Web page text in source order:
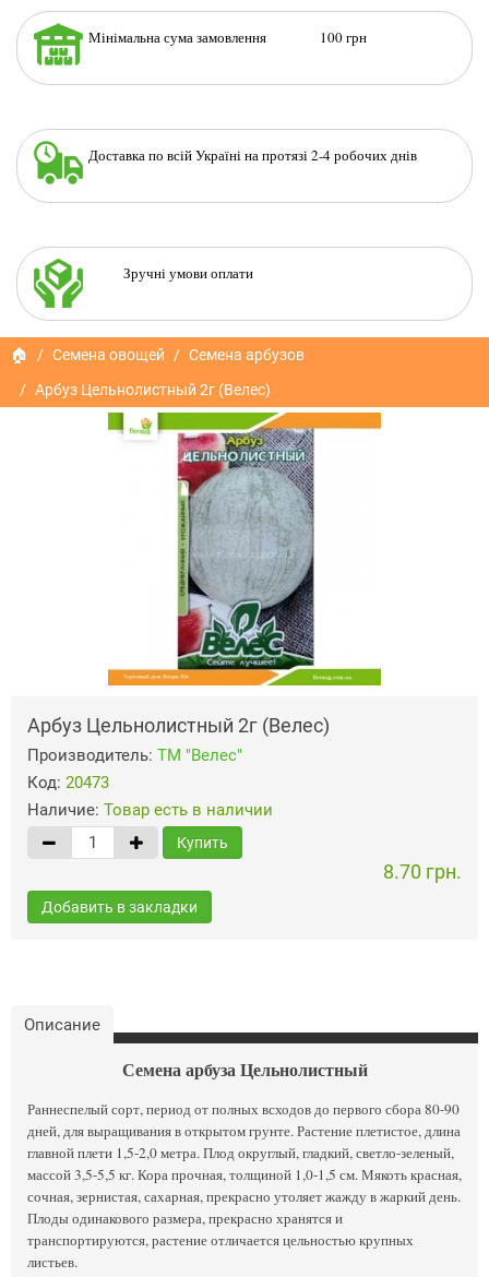
Мінімальна сума замовлення 100 грн
Доставка по всій Україні на протязі 2-4 робочих днів
Зручні умови оплати
🏠 Семена овощей
Семена арбузов
Арбуз Цельнолистный 2г (Велес)
Арбуз Цельнолистный 2г (Велес)
Производитель: ТМ "Велес"
Код: 20473
Наличие: Товар есть в наличии
Купить
8.70 грн.
Добавить в закладки
Описание
Семена арбуза Цельнолистный
Раннеспелый сорт, период от полных всходов до первого сбора 80-90
дней, для выращивания в открытом грунте. Растение плетистое, длина
главной плети 1,5-2,0 метра. Плод округлый, гладкий, светло-зеленый,
массой 3,5-5,5 кг. Кора прочная, толщиной 1,0-1,5 см. Мякоть красная,
сочная, зернистая, сахарная, прекрасно утоляет жажду в жаркий день.
Плоды одинакового размера, прекрасно хранятся и
транспортируются, растение отличается цельностью крупных
листьев.